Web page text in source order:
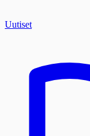
Uutiset